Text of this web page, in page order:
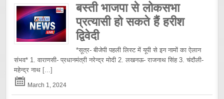
बस्ती भाजपा से लोकसभा
प्रत्यासी हो सकते हैं हरीश
द्विवेदी
*सूत्र- बीजेपी पहली लिस्ट में यूपी से इन नामों का ऐलान
संभव* 1. वाराणसी- प्रधानमंत्री नरेन्द्र मोदी 2. लखनऊ- राजनाथ सिंह 3. चंदौली-
महेन्द्र नाथ [...]
March 1, 2024